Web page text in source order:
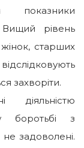
рівень
старших
захворіти.
діяльністю
боротьбі з
задоволені.